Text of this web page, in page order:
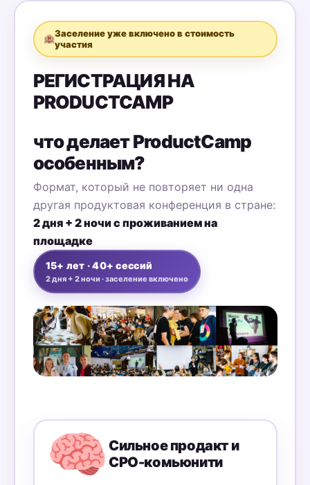
🏨Заселение уже включено в стоимость
участия
РЕГИСТРАЦИЯ НА
PRODUCTCAMP
что делает ProductCamp
особенным?
Формат, который не повторяет ни одна
другая продуктовая конференция в стране:
2 дня + 2 ночи с проживанием на
площадке
15+ лет · 40+ сессий
2 дня + 2 ночи · заселение включено
🧠 Сильное продакт и
CPO-комьюнити